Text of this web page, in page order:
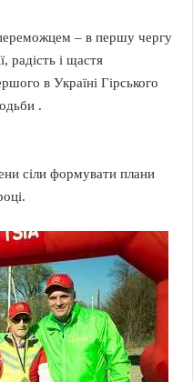
– в першу чергу
радість і щастя
в Україні Гірського
.
сіли формувати плани